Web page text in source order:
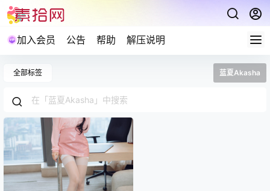
加入会员 公告 帮助 解压说明
全部标签 蓝夏Akasha